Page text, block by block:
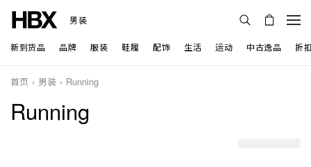
男装
新到货品 品牌 服装 鞋履 配饰 生活 运动 中古逸品 折
首页 男装 Running
Running